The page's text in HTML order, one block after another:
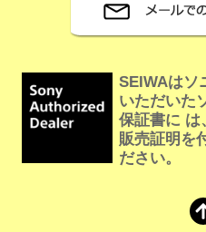
SEIWAはソ
いただいた
保証書に は
販売証明を
ださい。